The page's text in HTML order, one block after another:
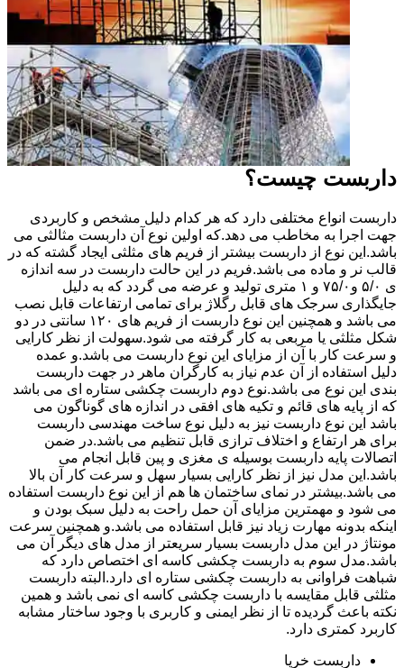
داربست چیست؟
داربست انواع مختلفی دارد که هر کدام دلیل مشخص و کاربردی
جهت اجرا به مخاطب می دهد.که اولین نوع آن داربست مثالثی می
باشد.این نوع از داربست بیشتر از فریم های مثلثی ایجاد گشته که در
قالب نر و ماده می باشد.فریم در این حالت داربست در سه اندازه
ی ۵/۰ و۷۵/۰ و ۱ متری تولید و عرضه می گردد که به دلیل
جایگذاری سرجک های قابل رگلاژ برای تمامی ارتفاعات قابل نصب
می باشد و همچنین این نوع داربست از فریم های ۱۲۰ سانتی در دو
شکل مثلثی یا مربعی به کار گرفته می شود.سهولت از نظر کارایی
و سرعت کار با آن از مزایای این نوع داربست می باشد.و عمده
دلیل استفاده از آن عدم نیاز به کارگران ماهر در جهت داربست
بندی این نوع می باشد.نوع دوم داربست چکشی ستاره ای می باشد
که از پایه های قائم و تکیه های افقی در اندازه های گوناگون می
باشد این نوع داربست نیز به دلیل نوع ساخت مهندسی داربست
برای هر ارتفاع و اختلاف ترازی قابل تنظیم می باشد.در ضمن
اتصالات پایه داربست بوسیله ی مغزی و پین قابل انجام می
باشد.این مدل نیز از نظر کارایی بسیار سهل و سرعت کار آن بالا
می باشد.بیشتر در نمای ساختمان ها هم از این نوع داربست استفاده
می شود و مهمترین مزایای آن حمل راحت به دلیل سبک بودن و
اینکه بدونه مهارت زیاد نیز قابل استفاده می باشد.و همچنین سرعت
مونتاژ در این مدل داربست بسیار سریعتر از مدل های دیگر آن می
باشد.مدل سوم به داربست چکشی کاسه ای اختصاص دارد که
شباهت فراوانی به داربست چکشی ستاره ای دارد.البته داربست
مثلثی قابل مقایسه با داربست چکشی کاسه ای نمی باشد و همین
نکته باعث گردیده تا از نظر ایمنی و کاربری با وجود ساختار مشابه
کاربرد کمتری دارد.
داربست خرپا